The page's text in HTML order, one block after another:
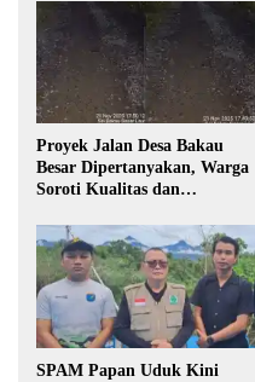
Proyek Jalan Desa Bakau
Besar Dipertanyakan, Warga
Soroti Kualitas dan
Pembangunan
SPAM Papan Uduk Kini